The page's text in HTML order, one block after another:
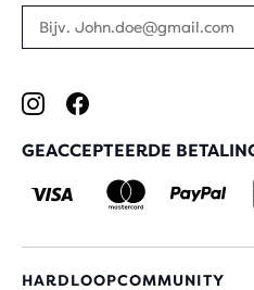
GEACCEPTEERDE
HARDLOOPCOMMUNITY